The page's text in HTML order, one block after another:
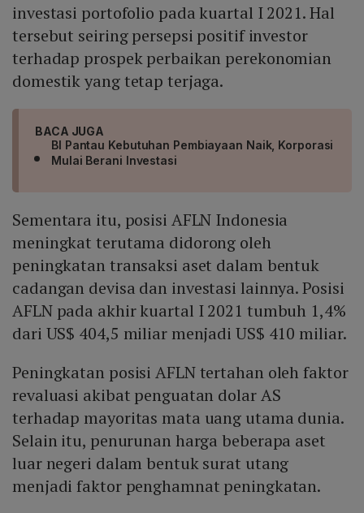
investasi portofolio pada kuartal I 2021. Hal
tersebut seiring persepsi positif investor
terhadap prospek perbaikan perekonomian
domestik yang tetap terjaga.
BACA JUGA
BI Pantau Kebutuhan Pembiayaan Naik, Korporasi
Mulai Berani Investasi
Sementara itu, posisi AFLN Indonesia
meningkat terutama didorong oleh
peningkatan transaksi aset dalam bentuk
cadangan devisa dan investasi lainnya. Posisi
AFLN pada akhir kuartal I 2021 tumbuh 1,4%
dari US$ 404,5 miliar menjadi US$ 410 miliar.
Peningkatan posisi AFLN tertahan oleh faktor
revaluasi akibat penguatan dolar AS
terhadap mayoritas mata uang utama dunia.
Selain itu, penurunan harga beberapa aset
luar negeri dalam bentuk surat utang
menjadi faktor penghamnat peningkatan.